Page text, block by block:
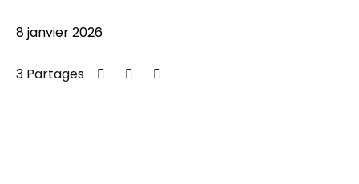
8 janvier 2026
3 Partages